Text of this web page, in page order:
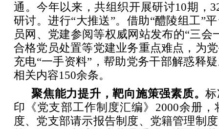
通。今年以来，共组织开展研讨10期，
研讨。进行“大推送”。借助“醴陵组工”
员网、党建参阅等权威网站发布的“三会
合格党员处置等党建业务重点难点，为
充电“一手资料”，帮助党务干部解惑释
相关内容150余条。
聚焦能力提升，靶向施策强素质。
印《党支部工作制度汇编》2000余册
度、党支部请示报告制度、党籍管理制